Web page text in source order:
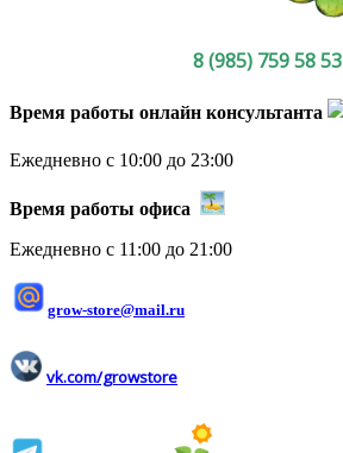
8 (985) 759 58 53
Время работы онлайн консультанта
Ежедневно с 10:00 до 23:00
Время работы офиса
Ежедневно с 11:00 до 21:00
grow-store@mail.ru
vk.com/growstore